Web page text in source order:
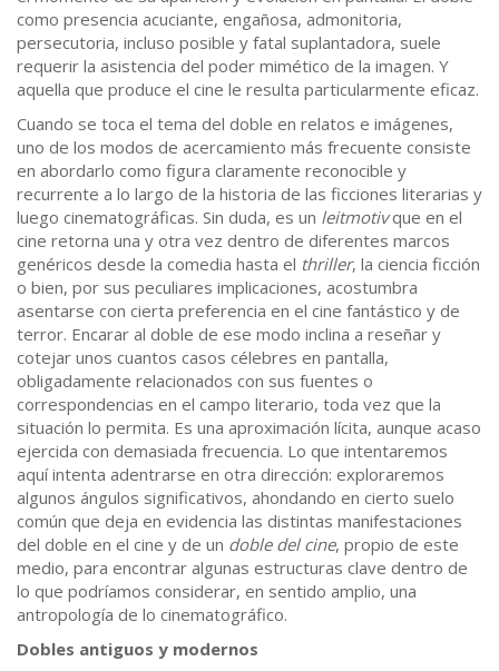
como presencia acuciante, engañosa, admonitoria,
persecutoria, incluso posible y fatal suplantadora, suele
requerir la asistencia del poder mimético de la imagen. Y
aquella que produce el cine le resulta particularmente eficaz.
Cuando se toca el tema del doble en relatos e imágenes,
uno de los modos de acercamiento más frecuente consiste
en abordarlo como figura claramente reconocible y
recurrente a lo largo de la historia de las ficciones literarias y
luego cinematográficas. Sin duda, es un leitmotivque en el
cine retorna una y otra vez dentro de diferentes marcos
genéricos desde la comedia hasta el thriller, la ciencia ficción
o bien, por sus peculiares implicaciones, acostumbra
asentarse con cierta preferencia en el cine fantástico y de
terror. Encarar al doble de ese modo inclina a reseñar y
cotejar unos cuantos casos célebres en pantalla,
obligadamente relacionados con sus fuentes o
correspondencias en el campo literario, toda vez que la
situación lo permita. Es una aproximación lícita, aunque acaso
ejercida con demasiada frecuencia. Lo que intentaremos
aquí intenta adentrarse en otra dirección: exploraremos
algunos ángulos significativos, ahondando en cierto suelo
común que deja en evidencia las distintas manifestaciones
del doble en el cine y de un doble del cine, propio de este
medio, para encontrar algunas estructuras clave dentro de
lo que podríamos considerar, en sentido amplio, una
antropología de lo cinematográfico.
Dobles antiguos y modernos